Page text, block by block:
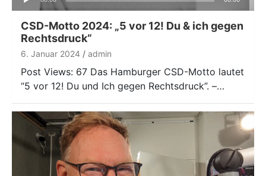
CSD-Motto 2024: „5 vor 12! Du & ich gegen
Rechtsdruck“
6. Januar 2024 admin
Post Views: 67 Das Hamburger CSD-Motto lautet
“5 vor 12! Du und Ich gegen Rechtsdruck”. –…